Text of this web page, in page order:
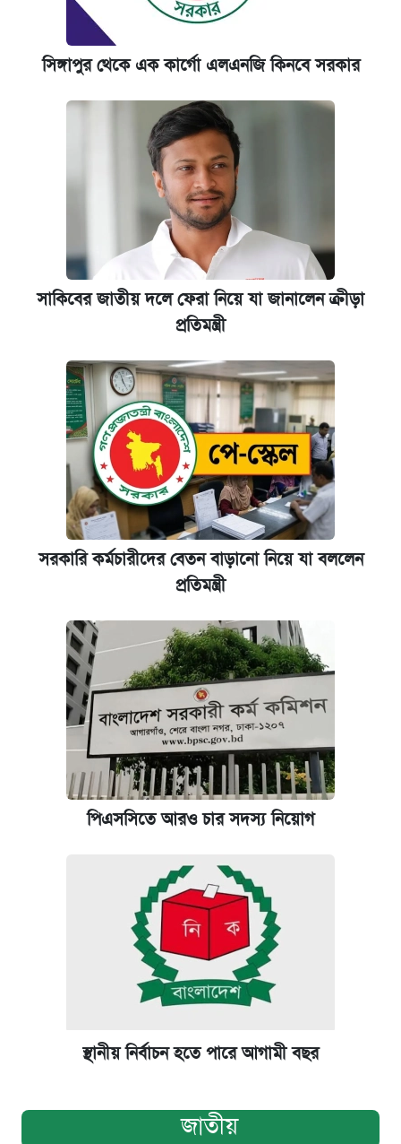
সিঙ্গাপুর থেকে এক কার্গো এলএনজি কিনবে সরকার
সাকিবের জাতীয় দলে ফেরা নিয়ে যা জানালেন ক্রীড়া
প্রতিমন্ত্রী
সরকারি কর্মচারীদের বেতন বাড়ানো নিয়ে যা বললেন
প্রতিমন্ত্রী
পিএসসিতে আরও চার সদস্য নিয়োগ
স্থানীয় নির্বাচন হতে পারে আগামী বছর
জাতীয়